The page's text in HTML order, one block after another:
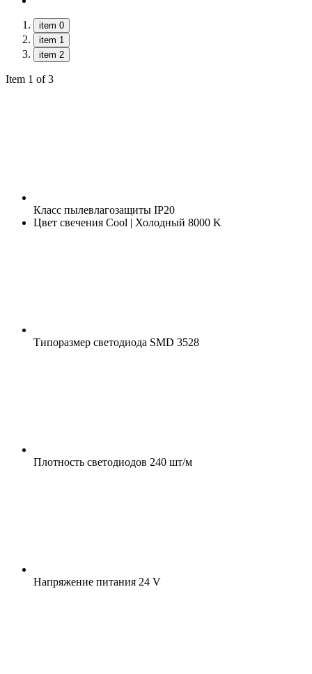
item 0
item 1
item 2
Item 1 of 3
Класс пылевлагозащиты IP20
Цвет свечения Cool | Холодный 8000 K
Типоразмер светодиода SMD 3528
Плотность светодиодов 240 шт/м
Напряжение питания 24 V